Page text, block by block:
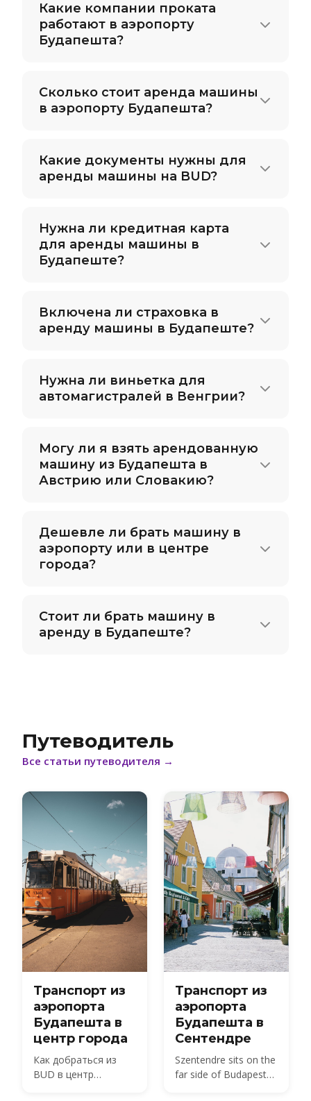
Какие компании проката
работают в аэропорту
Будапешта?
Сколько стоит аренда машины
в аэропорту Будапешта?
Какие документы нужны для
аренды машины на BUD?
Нужна ли кредитная карта
для аренды машины в
Будапеште?
Включена ли страховка в
аренду машины в Будапеште?
Нужна ли виньетка для
автомагистралей в Венгрии?
Могу ли я взять арендованную
машину из Будапешта в
Австрию или Словакию?
Дешевле ли брать машину в
аэропорту или в центре
города?
Стоит ли брать машину в
аренду в Будапеште?
Путеводитель
Все статьи путеводителя →
Транспорт из
аэропорта
Будапешта в
центр города
Как добраться из
BUD в центр
Транспорт из
аэропорта
Будапешта в
Сентендре
Szentendre sits on the
far side of Budapest